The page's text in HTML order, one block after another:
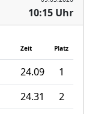
10:15 Uhr
Zeit Platz
24.09
1
24.31
2